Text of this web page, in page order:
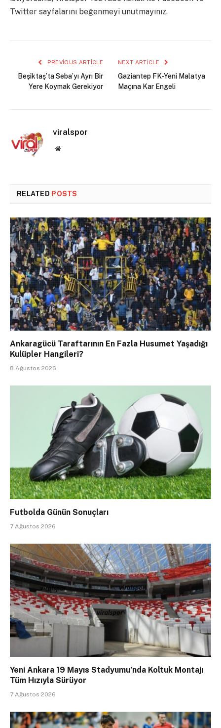
Twitter sayfalarını beğenmeyi unutmayınız.
PREVIOUS ARTICLE
Beşiktaş’ta Seba’yı Ayrı Bir
Yere Koymak Gerekiyor
NEXT ARTICLE
Gaziantep FK-Yeni Malatya
Maçına Kar Engeli
viralspor
Website
RELATED POSTS
Ankaragücü Taraftarının En Fazla Husumet Yaşadığı
Kulüpler Hangileri?
8 Ağustos 2026
Futbolda Günün Sonuçları
7 Ağustos 2026
Yeni Ankara 19 Mayıs Stadyumu’nda Koltuk Montajı
Tüm Hızıyla Sürüyor
7 Ağustos 2026